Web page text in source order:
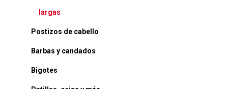
largas
Postizos de cabello
Barbas y candados
Bigotes